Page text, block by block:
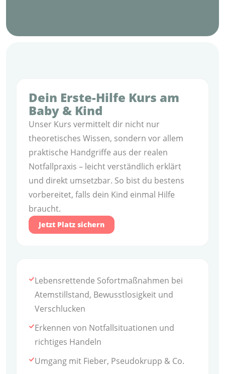
Dein Erste-Hilfe Kurs am
Baby & Kind
Unser Kurs vermittelt dir nicht nur
theoretisches Wissen, sondern vor allem
praktische Handgriffe aus der realen
Notfallpraxis – leicht verständlich erklärt
und direkt umsetzbar. So bist du bestens
vorbereitet, falls dein Kind einmal Hilfe
braucht.
Jetzt Platz sichern
Lebensrettende Sofortmaßnahmen bei
Atemstillstand, Bewusstlosigkeit und
Verschlucken
Erkennen von Notfallsituationen und
richtiges Handeln
Umgang mit Fieber, Pseudokrupp & Co.